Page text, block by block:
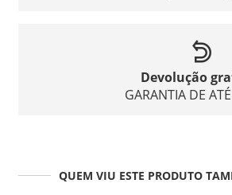
Devolução
GARANTIA DE
QUEM VIU ESTE PRODUTO